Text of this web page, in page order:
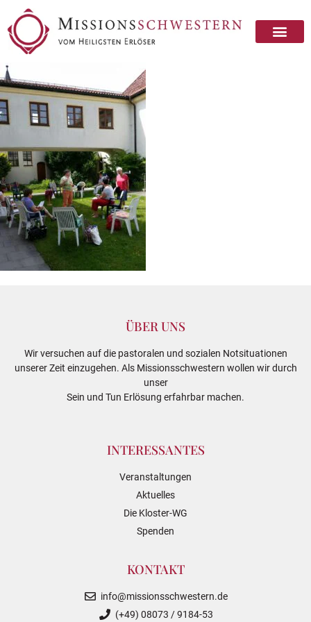
ÜBER UNS
Wir versuchen auf die pastoralen und sozialen Notsituationen
unserer Zeit einzugehen. Als Missionsschwestern wollen wir durch
unser
Sein und Tun Erlösung erfahrbar machen.
INTERESSANTES
Veranstaltungen
Aktuelles
Die Kloster-WG
Spenden
KONTAKT
info@missionsschwestern.de
(+49) 08073 / 9184-53